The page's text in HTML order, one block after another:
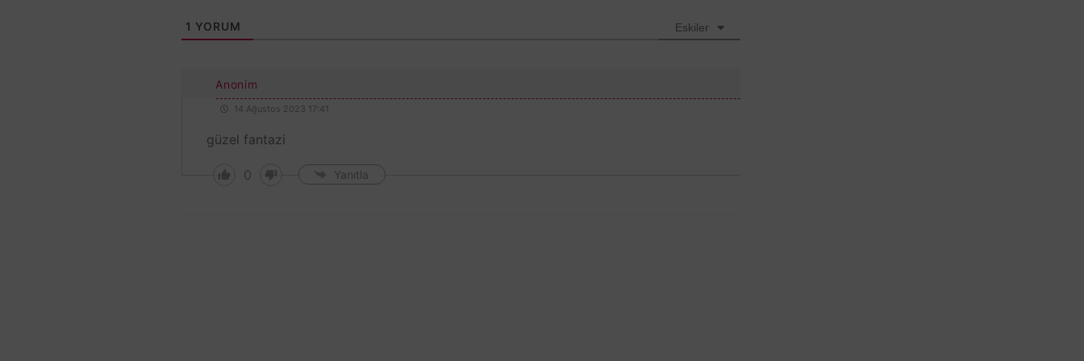
1 YORUM Eskiler
Anonim
14 Ağustos 2023 17:41
güzel fantazi
0 Yanıtla